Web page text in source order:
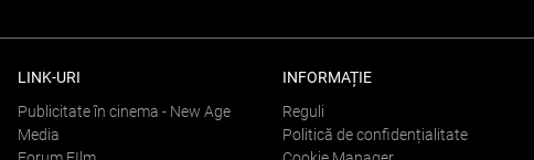
LINK-URI
Publicitate în cinema - New Age
Media
INFORMAȚIE
Reguli
Politică de confidențialitate